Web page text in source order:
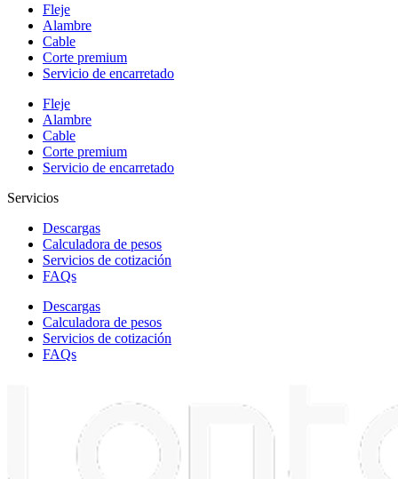
Fleje
Alambre
Cable
Corte premium
Servicio de encarretado
Fleje
Alambre
Cable
Corte premium
Servicio de encarretado
Servicios
Descargas
Calculadora de pesos
Servicios de cotización
FAQs
Descargas
Calculadora de pesos
Servicios de cotización
FAQs